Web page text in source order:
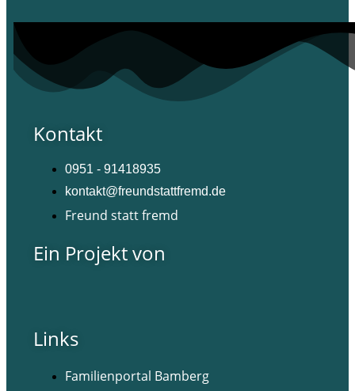
Kontakt
0951 - 91418935
kontakt@freundstattfremd.de
Freund statt fremd
Ein Projekt von
Links
Familienportal Bamberg